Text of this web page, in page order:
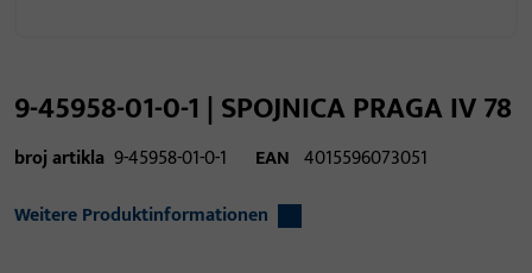
9-45958-01-0-1 | SPOJNICA PRAGA IV 78
broj artikla 9-45958-01-0-1 EAN 4015596073051
Weitere Produktinformationen